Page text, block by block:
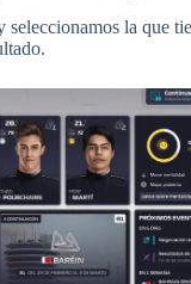
seleccionamos la que